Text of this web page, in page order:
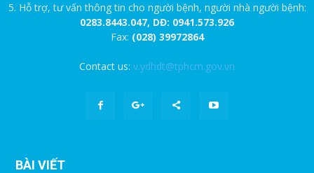
5. Hỗ trợ, tư vấn thông tin cho người bệnh, người nhà người bệnh:
0283.8443.047, DĐ: 0941.573.926
Fax: (028) 39972864
Contact us: v.ydhdt@tphcm.gov.vn
BÀI VIẾT